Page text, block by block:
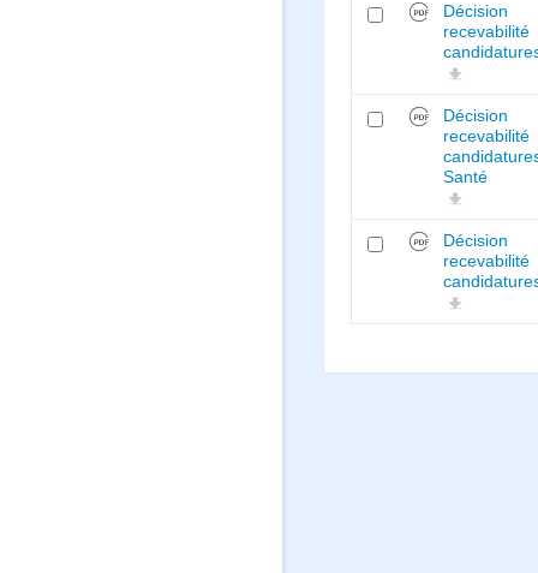
Décision
recevabilité
Décision
recevabilité
Santé
Décision
recevabilité